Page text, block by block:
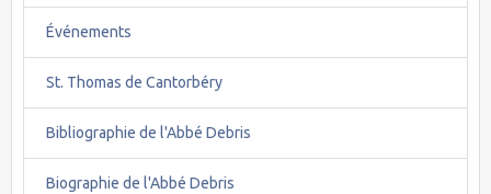
Événements
St. Thomas de Cantorbéry
Bibliographie de l'Abbé Debris
Biographie de l'Abbé Debris